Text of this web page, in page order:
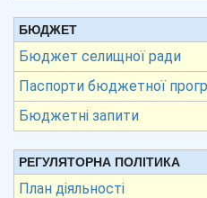
БЮДЖЕТ
Бюджет селищної ради
Паспорти бюджетної
Бюджетні запити
РЕГУЛЯТОРНА ПОЛІТИКА
План діяльності